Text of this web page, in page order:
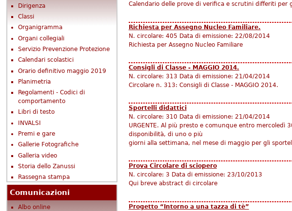
Calendario delle prove di verifica e scrutini differiti per
Richiesta per Assegno Nucleo Familiare.
N. circolare: 405 Data di emissione: 22/08/2014
Richiesta per Assegno Nucleo Familiare
Consigli di Classe - MAGGIO 2014.
N. circolare: 313 Data di emissione: 21/04/2014
Circolare n. 313: Consigli di Classe - MAGGIO 2014.
Sportelli didattici
N. circolare: 310 Data di emissione: 21/04/2014
URGENTE. Al più presto e comunque entro
disponibilità, di uno o più
giorni alla settimana, nel mese di maggio per gli
Prova Circolare di sciopero
N. circolare: 3 Data di emissione: 23/10/2013
Qui breve abstract di circolare
Progetto “Intorno a una tazza di tè”
Dirigenza
Classi
Organigramma
Organi collegiali
Servizio Prevenzione Protezione
Calendari scolastici
Orario definitivo maggio 2019
Planimetria
Regolamenti - Codici di
comportamento
Libri di testo
INVALSI
Premi e gare
Gallerie Fotografiche
Galleria video
Storia dello Zanussi
Rassegna stampa
Comunicazioni
Albo online